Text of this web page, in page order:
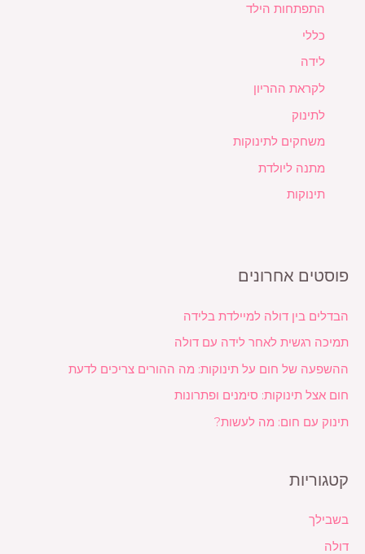
התפתחות הילד
כללי
לידה
לקראת ההריון
לתינוק
משחקים לתינוקות
מתנה ליולדת
תינוקות
פוסטים אחרונים
הבדלים בין דולה למיילדת בלידה
תמיכה רגשית לאחר לידה עם דולה
ההשפעה של חום על תינוקות: מה ההורים צריכים לדעת
חום אצל תינוקות: סימנים ופתרונות
תינוק עם חום: מה לעשות?
קטגוריות
בשבילך
דולה